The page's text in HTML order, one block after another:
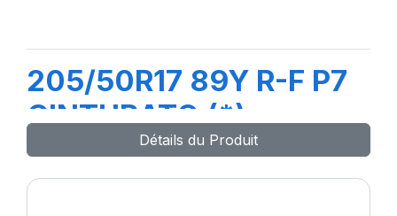
205/50R17 89Y R-F P7
CINTURATO (*)
Détails du Produit